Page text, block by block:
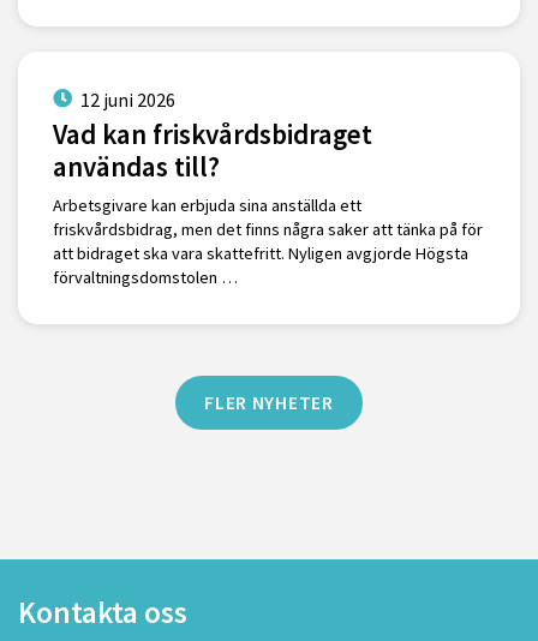
12 juni 2026
Vad kan friskvårdsbidraget
användas till?
Arbetsgivare kan erbjuda sina anställda ett
friskvårdsbidrag, men det finns några saker att tänka på för
att bidraget ska vara skattefritt. Nyligen avgjorde Högsta
förvaltningsdomstolen …
FLER NYHETER
Kontakta oss